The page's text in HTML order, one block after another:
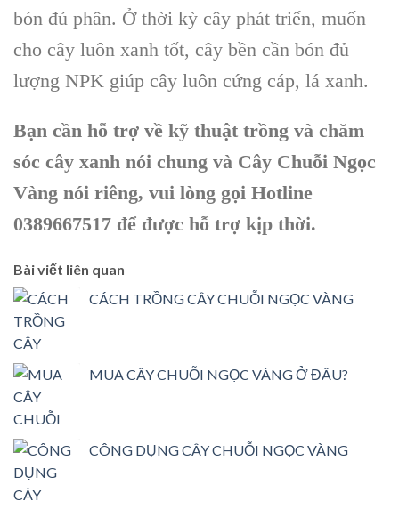
bón đủ phân. Ở thời kỳ cây phát triển, muốn
cho cây luôn xanh tốt, cây bền cần bón đủ
lượng NPK giúp cây luôn cứng cáp, lá xanh.
Bạn cần hỗ trợ về kỹ thuật trồng và chăm
sóc cây xanh nói chung và Cây Chuỗi Ngọc
Vàng nói riêng, vui lòng gọi Hotline
0389667517 để được hỗ trợ kịp thời.
Bài viết liên quan
CÁCH TRỒNG CÂY CHUỖI NGỌC VÀNG
MUA CÂY CHUỖI NGỌC VÀNG Ở ĐÂU?
CÔNG DỤNG CÂY CHUỖI NGỌC VÀNG